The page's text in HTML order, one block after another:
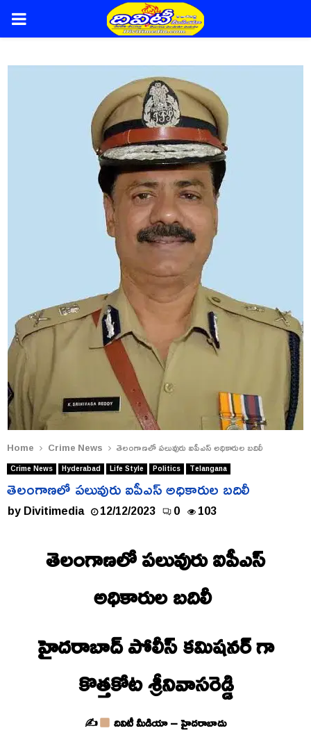
PRIMARY
Home Crime News తెలంగాణలో పలువురు ఐపీఎస్ అధికారుల బదిలీ
Crime News Hyderabad Life Style Politics Telangana
తెలంగాణలో పలువురు ఐపీఎస్ అధికారుల బదిలీ
byDivitimedia 12/12/2023 0 103
తెలంగాణలో పలువురు ఐపీఎస్
అధికారుల బదిలీ
హైద‌రాబాద్ పోలీస్ కమిషనర్ గా
కొత్త‌కోట శ్రీ‌నివాసరెడ్డి
✍ దివిటీ మీడియా – హైదరాబాదు